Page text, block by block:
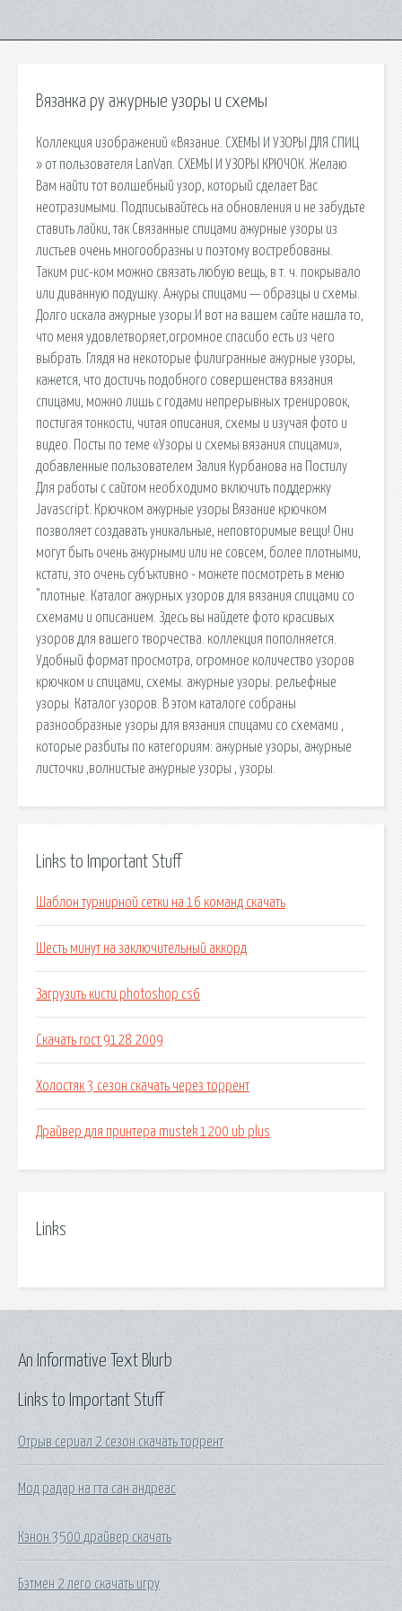
Вязанка ру ажурные узоры и схемы
Коллекция изображений «Вязание. СХЕМЫ И УЗОРЫ ДЛЯ СПИЦ
» от пользователя LanVan. СХЕМЫ И УЗОРЫ КРЮЧОК. Желаю
Вам найти тот волшебный узор, который сделает Вас
неотразимыми. Подписывайтесь на обновления и не забудьте
ставить лайки, так Связанные спицами ажурные узоры из
листьев очень многообразны и поэтому востребованы.
Таким рис-ком можно связать любую вещь, в т. ч. покрывало
или диванную подушку. Ажуры спицами — образцы и схемы.
Долго искала ажурные узоры.И вот на вашем сайте нашла то,
что меня удовлетворяет,огромное спасибо есть из чего
выбрать. Глядя на некоторые филигранные ажурные узоры,
кажется, что достичь подобного совершенства вязания
спицами, можно лишь с годами непрерывных тренировок,
постигая тонкости, читая описания, схемы и изучая фото и
видео. Посты по теме «Узоры и схемы вязания спицами»,
добавленные пользователем Залия Курбанова на Постилу
Для работы с сайтом необходимо включить поддержку
Javascript. Крючком ажурные узоры Вязание крючком
позволяет создавать уникальные, неповторимые вещи! Они
могут быть очень ажурными или не совсем, более плотными,
кстати, это очень субъктивно - можете посмотреть в меню
"плотные. Каталог ажурных узоров для вязания спицами со
схемами и описанием. Здесь вы найдете фото красивых
узоров для вашего творчества. коллекция пополняется.
Удобный формат просмотра, огромное количество узоров
крючком и спицами, схемы. ажурные узоры. рельефные
узоры. Каталог узоров. В этом каталоге собраны
разнообразные узоры для вязания спицами со схемами ,
которые разбиты по категориям: ажурные узоры, ажурные
листочки ,волнистые ажурные узоры , узоры.
Links to Important Stuff
Шаблон турнирной сетки на 16 команд скачать
Шесть минут на заключительный аккорд
Загрузить кисти photoshop cs6
Скачать гост 9128 2009
Холостяк 3 сезон скачать через торрент
Драйвер для принтера mustek 1200 ub plus
Links
Links to Important Stuff
Отрыв сериал 2 сезон скачать торрент
Мод радар на гта сан андреас
Кэнон 3500 драйвер скачать
Бэтмен 2 лего скачать игру
An Informative Text Blurb